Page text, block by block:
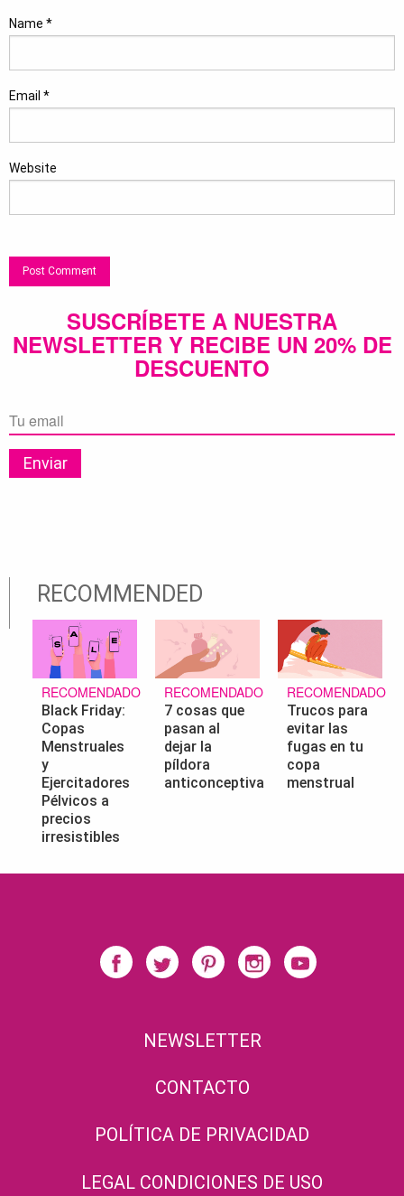
Name *
Email *
Website
SUSCRÍBETE A NUESTRA
NEWSLETTER Y RECIBE UN 20% DE
DESCUENTO
RECOMMENDED
RECOMENDADO
Black Friday:
Copas
Menstruales
y
Ejercitadores
Pélvicos a
precios
irresistibles
RECOMENDADO
7 cosas que
pasan al
dejar la
píldora
anticonceptiva
RECOMENDADO
Trucos para
evitar las
fugas en tu
copa
menstrual
NEWSLETTER
CONTACTO
POLÍTICA DE PRIVACIDAD
LEGAL CONDICIONES DE USO